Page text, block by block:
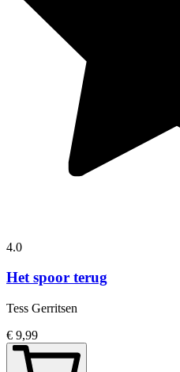
4.0
Het spoor terug
Tess Gerritsen
€ 9,99